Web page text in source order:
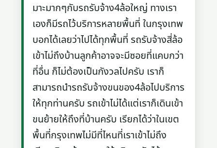
มาะมากๆกับรถรับจ้าง4ล้อใหญ่ ทางเรา
เองก็มีรถไว้บริการหลายพื้นที่ ในกรุงเทพ
บอกได้เลยว่าไปได้ทุกพื้นที่ รถรับจ้างสี่ล้อ
เข้าไม่ถึงบ้านลูกค้าอาจจะมีซอยที่แคบกว่า
ที่อื่น ก็ไม่ต้องเป็นกังวลไปครับ เราก็
สามารถนำรถรับจ้างขนของ4ล้อไปบริการ
ให้ทุกท่านครับ รถเข้าไม่ได้แต่เราก็เดินเข้า
ขนย้ายให้ถึงที่บ้านครับ เรียกได้ว่าในเขต
พื้นที่กรุงเทพไม่มีที่ไหนที่เราเข้าไม่ถึง